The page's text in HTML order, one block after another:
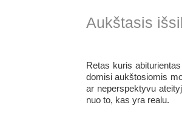
Aukštasis
Retas kuris
domisi aukštosiomis
ar neperspektyvu
nuo to, kas yra realu.